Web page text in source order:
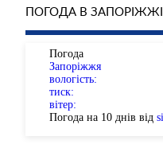
ПОГОДА В ЗАПОРІЖЖІ
Погода
Запоріжжя
вологість:
тиск:
вітер:
Погода на 10 днів від